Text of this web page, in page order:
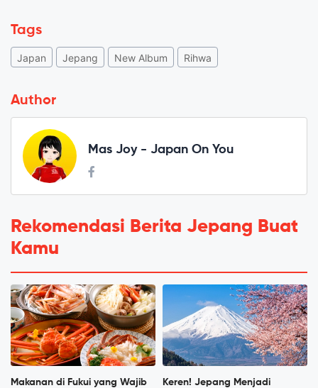
Tags
Japan Jepang New Album Rihwa
Author
Mas Joy - Japan On You
Rekomendasi Berita Jepang Buat
Kamu
Makanan di Fukui yang Wajib
Keren! Jepang Menjadi